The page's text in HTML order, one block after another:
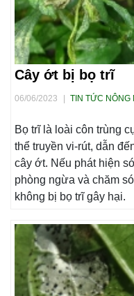
Cây ớt bị bọ trĩ
06/06/2023 TIN TỨC NÔNG
Bọ trĩ là loài côn trùng
thể truyền vi-rút, dẫn
cây ớt. Nếu phát hiện
phòng ngừa và chăm
không bị bọ trĩ gây hại.